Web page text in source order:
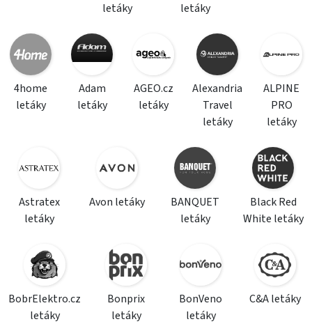
letáky
letáky
4home
letáky
Adam
letáky
AGEO.cz
letáky
Alexandria
Travel
letáky
ALPINE
PRO
letáky
Astratex
letáky
Avon letáky
BANQUET
letáky
Black Red
White letáky
BobrElektro.cz
letáky
Bonprix
letáky
BonVeno
letáky
C&A letáky